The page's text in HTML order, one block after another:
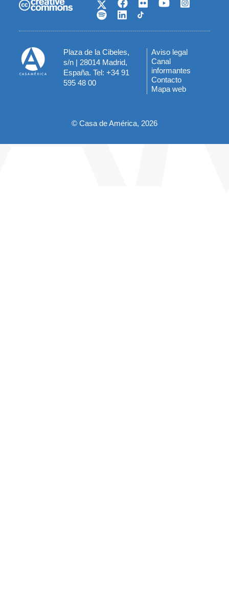
Plaza de la Cibeles,
s/n | 28014 Madrid,
España. Tel: +34 91
595 48 00
Menú
del
pie
Aviso legal
Canal
informantes
Contacto
Mapa web
© Casa de América, 2026